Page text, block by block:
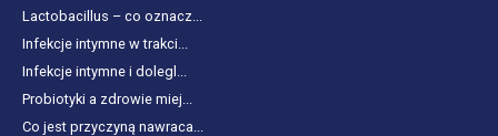
Lactobacillus – co oznacz...
Infekcje intymne w trakci...
Infekcje intymne i dolegl...
Probiotyki a zdrowie miej...
Co jest przyczyną nawraca...